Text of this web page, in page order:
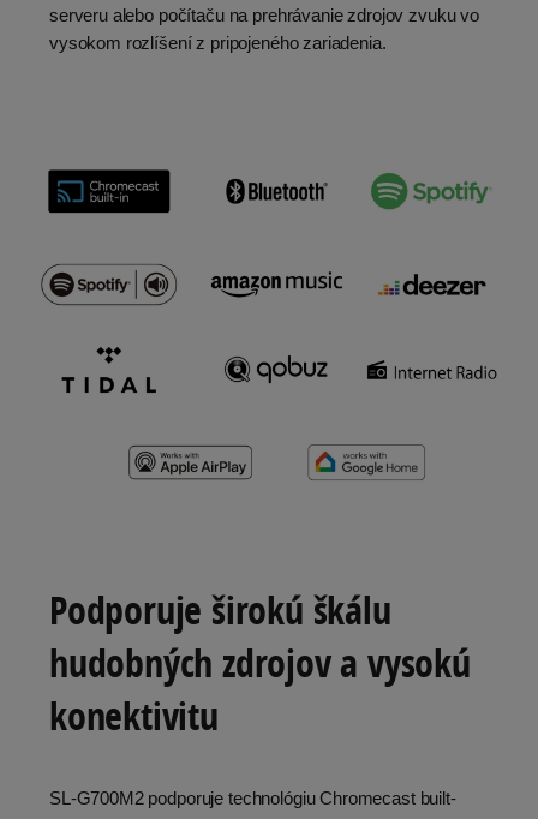
serveru alebo počítaču na prehrávanie zdrojov zvuku vo
vysokom rozlíšení z pripojeného zariadenia.
Podporuje širokú škálu
hudobných zdrojov a vysokú
konektivitu
SL-G700M2 podporuje technológiu Chromecast built-